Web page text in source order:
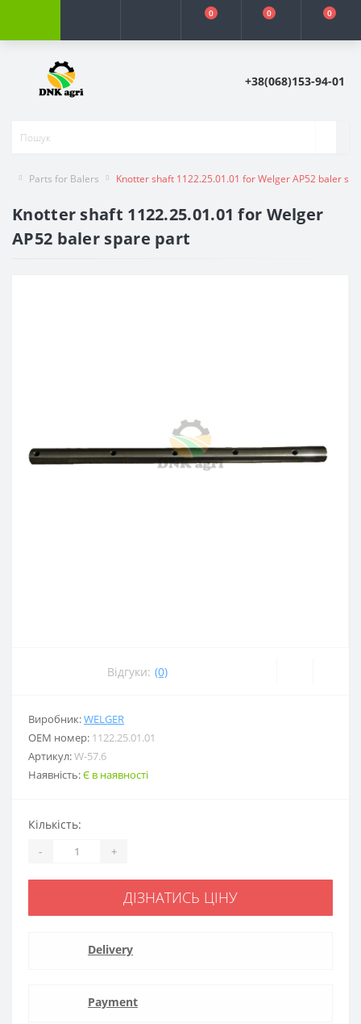
0 0 0
+38(068)153-94-01
Parts for Balers Knotter shaft 1122.25.01.01 for Welger AP52 baler
Knotter shaft 1122.25.01.01 for Welger
AP52 baler spare part
Відгуки: (0)
Виробник:WELGER
ОЕМ номер: 1122.25.01.01
Артикул:W-57.6
Наявність:Є в наявності
Кількість:
- +
ДІЗНАТИСЬ ЦІНУ
Delivery
Payment